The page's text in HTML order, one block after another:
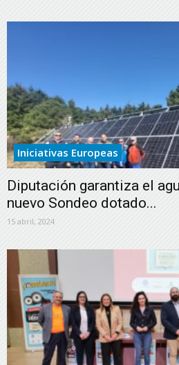
Iniciativas Europeas
Diputación garantiza el
nuevo Sondeo dotado...
15 abril, 2024